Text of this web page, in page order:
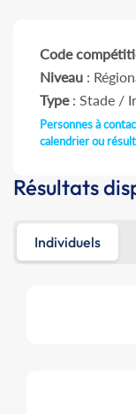
Code
Niveau :
Type: Stade /
Personnes à
calendrier ou
Résultats
Individuels